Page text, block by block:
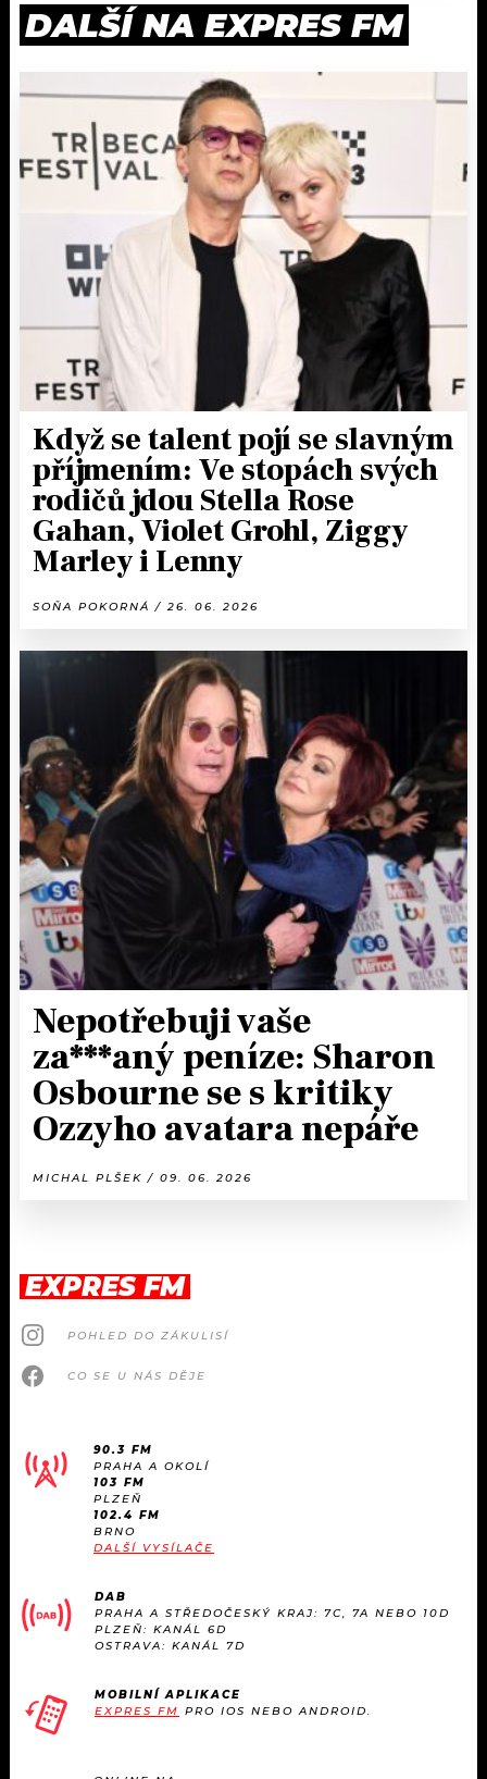
DALŠÍ NA EXPRES FM
Když se talent pojí se slavným
příjmením: Ve stopách svých
rodičů jdou Stella Rose
Gahan, Violet Grohl, Ziggy
Marley i Lenny
SOŇA POKORNÁ / 26. 06. 2026
Nepotřebuji vaše
za***aný peníze: Sharon
Osbourne se s kritiky
Ozzyho avatara nepáře
MICHAL PLŠEK / 09. 06. 2026
EXPRES FM
POHLED DO ZÁKULISÍ
CO SE U NÁS DĚJE
90.3 FM
PRAHA A OKOLÍ
103 FM
PLZEŇ
102.4 FM
BRNO
DALŠÍ VYSÍLAČE
DAB
PRAHA A STŘEDOČESKÝ KRAJ: 7C, 7A NEBO 10D
PLZEŇ: KANÁL 6D
OSTRAVA: KANÁL 7D
MOBILNÍ APLIKACE
EXPRES FM PRO IOS NEBO ANDROID.